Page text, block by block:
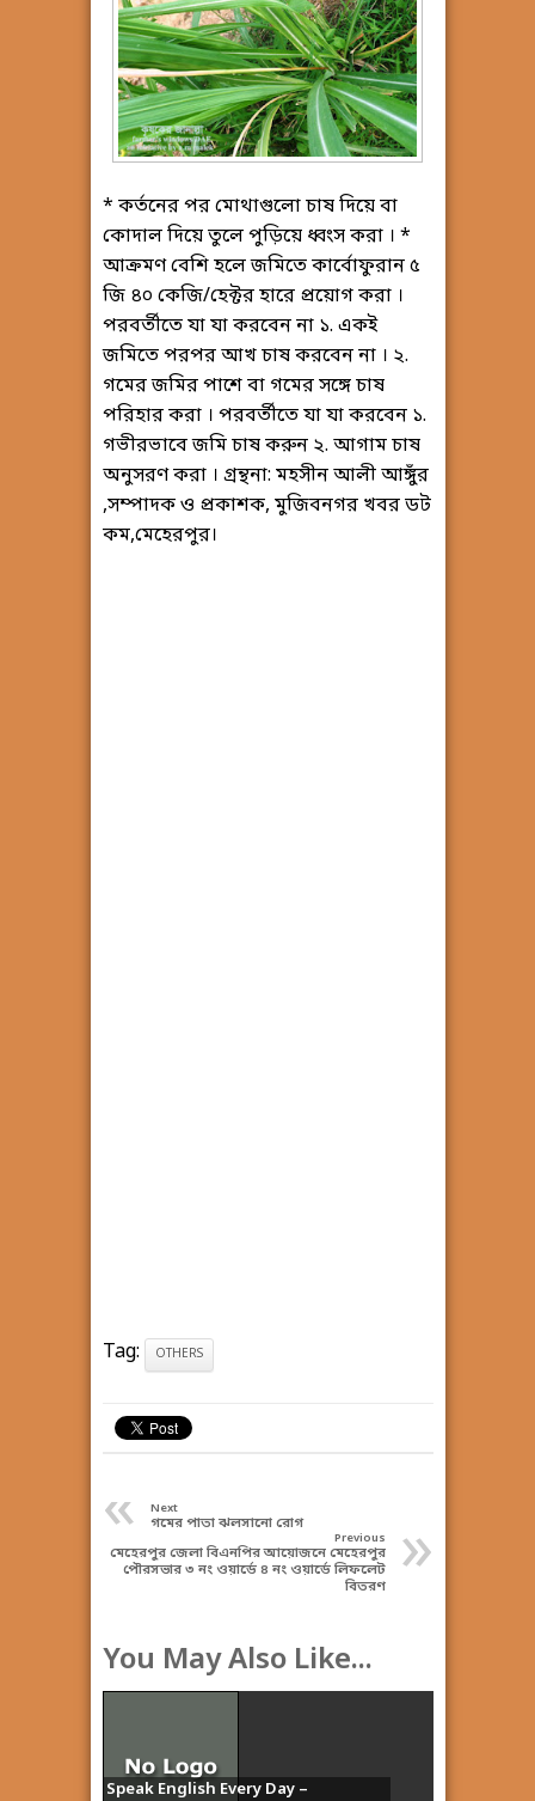
* কর্তনের পর মোথাগুলো চাষ দিয়ে বা
কোদাল দিয়ে তুলে পুড়িয়ে ধ্বংস করা । *
আক্রমণ বেশি হলে জমিতে কার্বোফুরান ৫
জি ৪০ কেজি/হেক্টর হারে প্রয়োগ করা ।
পরবর্তীতে যা যা করবেন না ১. একই
জমিতে পরপর আখ চাষ করবেন না । ২.
গমের জমির পাশে বা গমের সঙ্গে চাষ
পরিহার করা । পরবর্তীতে যা যা করবেন ১.
গভীরভাবে জমি চাষ করুন ২. আগাম চাষ
অনুসরণ করা । গ্রন্থনা: মহসীন আলী আঙ্গুঁর
,সম্পাদক ও প্রকাশক, মুজিবনগর খবর ডট
কম,মেহেরপুর।
Tag: OTHERS
« Next
গমের পাতা ঝলসানো রোগ »
Previous
মেহেরপুর জেলা বিএনপির আয়োজনে মেহেরপুর
পৌরসভার ৩ নং ওয়ার্ডে ৪ নং ওয়ার্ডে লিফলেট
বিতরণ
You May Also Like...
Speak English Every Day –